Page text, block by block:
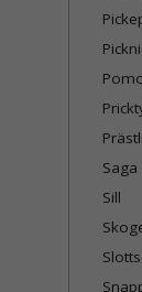
Saga
Sill